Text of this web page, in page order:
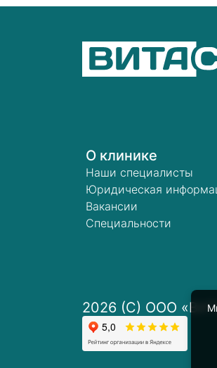
О клинике
Наши специалисты
Юридическая
Вакансии
Специальности
2026 (C) ООО